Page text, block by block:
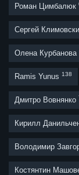
Роман Цимбалюк
Сергей
Олена Курбанова
Ramis Yunus 138
Дмитро Вовнянко
Кирилл
Володимир
Костянтин